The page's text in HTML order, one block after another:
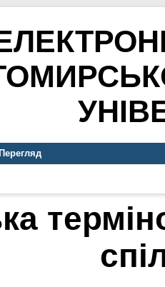
Перегляд